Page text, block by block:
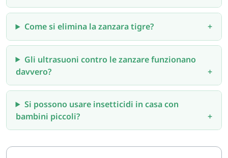
Come si elimina la zanzara tigre?
Gli ultrasuoni contro le zanzare funzionano
davvero?
Si possono usare insetticidi in casa con
bambini piccoli?